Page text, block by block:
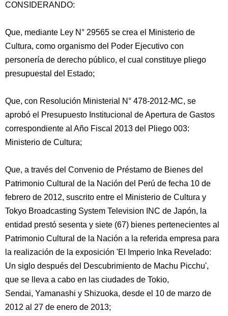
CONSIDERANDO:
Que, mediante Ley N° 29565 se crea el Ministerio de
Cultura, como organismo del Poder Ejecutivo con
personería de derecho público, el cual constituye pliego
presupuestal del Estado;
Que, con Resolución Ministerial N° 478-2012-MC, se
aprobó el Presupuesto Institucional de Apertura de Gastos
correspondiente al Año Fiscal 2013 del Pliego 003:
Ministerio de Cultura;
Que, a través del Convenio de Préstamo de Bienes del
Patrimonio Cultural de la Nación del Perú de fecha 10 de
febrero de 2012, suscrito entre el Ministerio de Cultura y
Tokyo Broadcasting System Television INC de Japón, la
entidad prestó sesenta y siete (67) bienes pertenecientes al
Patrimonio Cultural de la Nación a la referida empresa para
la realización de la exposición 'El Imperio Inka Revelado:
Un siglo después del Descubrimiento de Machu Picchu',
que se lleva a cabo en las ciudades de Tokio,
Sendai, Yamanashi y Shizuoka, desde el 10 de marzo de
2012 al 27 de enero de 2013;